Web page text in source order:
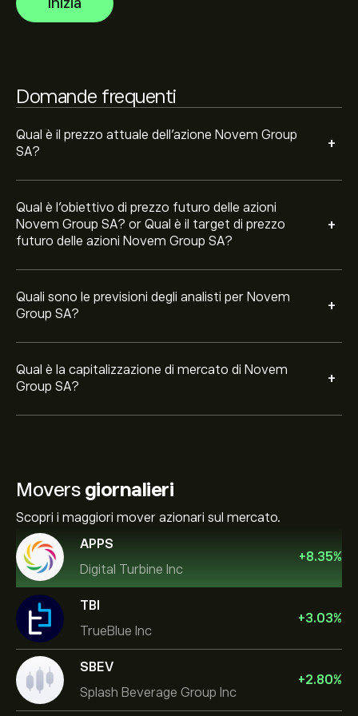
Inizia
Domande frequenti
Qual è il prezzo attuale dell'azione Novem Group
SA?
+
Qual è l'obiettivo di prezzo futuro delle azioni
Novem Group SA? or Qual è il target di prezzo
futuro delle azioni Novem Group SA?
+
Quali sono le previsioni degli analisti per Novem
Group SA?
+
crescita prevista. Consulta le previsioni recenti per i
futuri movimenti dei prezzi.
Qual è la capitalizzazione di mercato di Novem
Group SA?
+
Movers giornalieri
Scopri i maggiori mover azionari sul mercato.
APPS
Digital Turbine Inc
+8.35%
TBI
TrueBlue Inc
+3.03%
SBEV
Splash Beverage Group Inc
+2.80%